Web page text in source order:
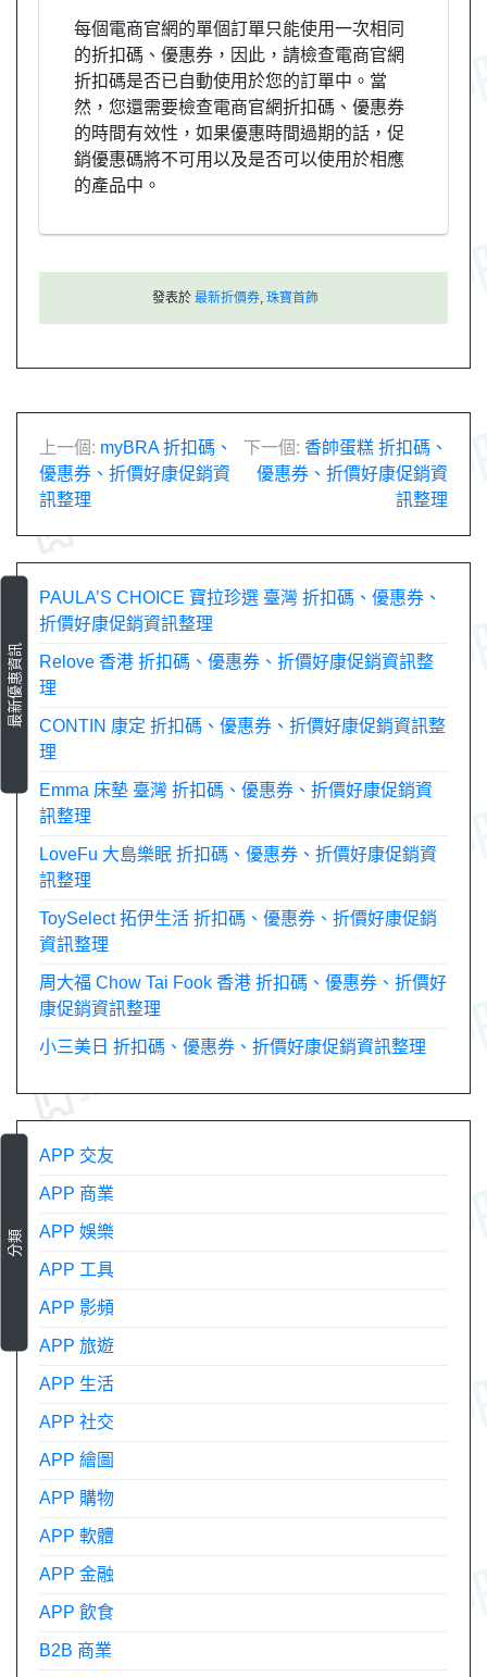
每個電商官網的單個訂單只能使用一次相同
的折扣碼、優惠券，因此，請檢查電商官網
折扣碼是否已自動使用於您的訂單中。當
然，您還需要檢查電商官網折扣碼、優惠券
的時間有效性，如果優惠時間過期的話，促
銷優惠碼將不可用以及是否可以使用於相應
的產品中。
發表於 最新折價券 珠寶首飾
文
章
導
上一個: myBRA 折扣碼、
優惠券、折價好康促銷資
訊整理
下一個: 香帥蛋糕 折扣碼、
優惠券、折價好康促銷資
訊整理
最新優惠資訊
PAULA’S CHOICE 寶拉珍選 臺灣 折扣碼、優惠券、
折價好康促銷資訊整理
Relove 香港 折扣碼、優惠券、折價好康促銷資訊整
理
CONTIN 康定 折扣碼、優惠券、折價好康促銷資訊整
理
Emma 床墊 臺灣 折扣碼、優惠券、折價好康促銷資
訊整理
LoveFu 大島樂眠 折扣碼、優惠券、折價好康促銷資
訊整理
ToySelect 拓伊生活 折扣碼、優惠券、折價好康促銷
資訊整理
周大福 Chow Tai Fook 香港 折扣碼、優惠券、折價好
康促銷資訊整理
小三美日 折扣碼、優惠券、折價好康促銷資訊整理
分類
APP 交友
APP 商業
APP 娛樂
APP 工具
APP 影頻
APP 旅遊
APP 生活
APP 社交
APP 繪圖
APP 購物
APP 軟體
APP 金融
APP 飲食
B2B 商業